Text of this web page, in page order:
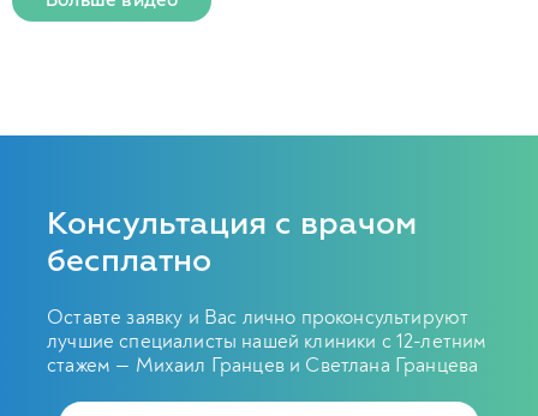
Консультация с врачом
бесплатно
Оставте заявку и Вас лично проконсультируют
лучшие специалисты нашей клиники с 12-летним
стажем — Михаил Гранцев и Светлана Гранцева